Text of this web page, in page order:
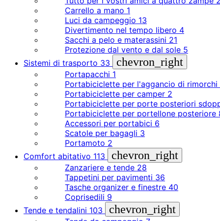
Carrello a mano 1
Luci da campeggio 13
Divertimento nel tempo libero 4
Sacchi a pelo e materassini 21
Protezione dal vento e dal sole 5
Sistemi di trasporto 33 chevron_right
Portapacchi 1
Portabiciclette per l'aggancio di rimorchi
Portabiciclette per camper 2
Portabiciclette per porte posteriori
Portabiciclette per portellone posteriore
Accessori per portabici 6
Scatole per bagagli 3
Portamoto 2
Comfort abitativo 113 chevron_right
Zanzariere e tende 28
Tappetini per pavimenti 36
Tasche organizer e finestre 40
Coprisedili 9
Tende e tendalini 103 chevron_right